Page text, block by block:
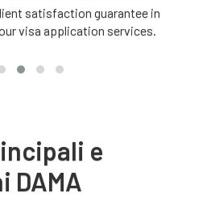
guarantee in relation
services.
e
DAMA